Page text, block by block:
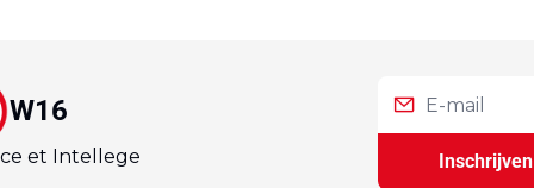
W16
et Intellege Inschrijven